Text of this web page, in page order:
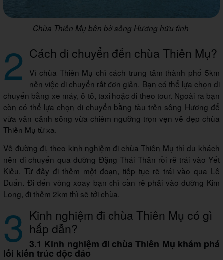
Chùa Thiên Mụ bên bờ sông Hương hữu tình
2 Cách di chuyển đến chùa Thiên Mụ?
Vì chùa Thiên Mụ chỉ cách trung tâm thành phố 5km
nên việc di chuyển rất đơn giản. Bạn có thể lựa chọn di
chuyển bằng xe máy, ô tô, taxi hoặc đi theo tour. Ngoài ra bạn
còn có thể lựa chọn di chuyển bằng tàu trên sông Hương để
vừa vãn cảnh sông vừa chiêm ngưỡng trọn vẹn vẻ đẹp chùa
Thiên Mụ từ xa.
Về đường đi, theo kinh nghiệm đi chùa Thiên Mụ thì du khách
nên di chuyển qua đường Đặng Thái Thân rồi rẽ trái vào Yết
Kiêu. Từ đây đi thêm một đoạn, tiếp tục rẽ trái vào qua Lê
Duẩn. Đi đến vòng xoay bạn chỉ cần rẽ phải vào đường Kim
Long, đi thêm 2km thì sẽ tới chùa.
3 Kinh nghiệm đi chùa Thiên Mụ có gì
hấp dẫn?
3.1 Kinh nghiệm đi chùa Thiên Mụ khám phá
lối kiến trúc độc đáo